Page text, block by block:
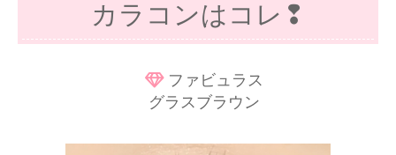
カラコンはコレ❢
ファビュラス
グラスブラウン